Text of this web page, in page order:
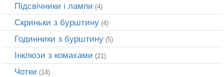
Підсвічники і лампи (4)
Скриньки з бурштину (4)
Годинники з бурштину (5)
Інклюзи з комахами (21)
Чотки (14)